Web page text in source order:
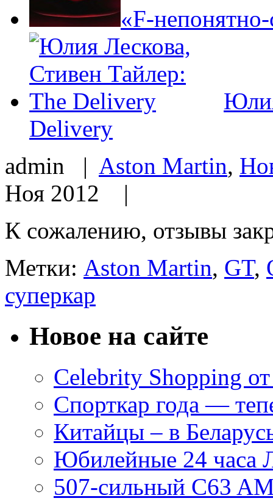
«F-непонятно-
Delivery
admin | Aston Martin,
Ноя 2012 |
К сожалению, отзывы
Метки: Aston Martin, GT,
суперкар
Новое на сайте
Celebrity Shopping
Спорткар года —
Китайцы – в
Юбилейные 24 часа
507-сильный C63